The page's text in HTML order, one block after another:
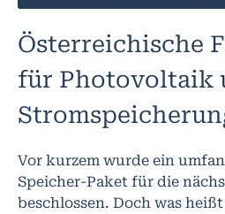
Österreichische
für Photovoltaik
Vor kurzem wurde ein
Speicher-Paket für die
beschlossen. Doch was